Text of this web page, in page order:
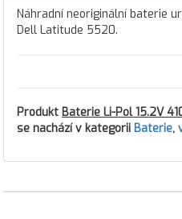
Náhradní neoriginální baterie
Dell Latitude 5520.
Produkt Baterie Li-Pol 15.2V
se nachází v kategorii Baterie,